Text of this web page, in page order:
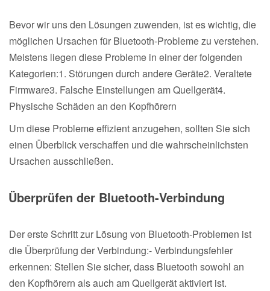
Bevor wir uns den Lösungen zuwenden, ist es wichtig, die
möglichen Ursachen für Bluetooth-Probleme zu verstehen.
Meistens liegen diese Probleme in einer der folgenden
Kategorien:1. Störungen durch andere Geräte2. Veraltete
Firmware3. Falsche Einstellungen am Quellgerät4.
Physische Schäden an den Kopfhörern
Um diese Probleme effizient anzugehen, sollten Sie sich
einen Überblick verschaffen und die wahrscheinlichsten
Ursachen ausschließen.
Überprüfen der Bluetooth-Verbindung
Der erste Schritt zur Lösung von Bluetooth-Problemen ist
die Überprüfung der Verbindung:- Verbindungsfehler
erkennen: Stellen Sie sicher, dass Bluetooth sowohl an
den Kopfhörern als auch am Quellgerät aktiviert ist.